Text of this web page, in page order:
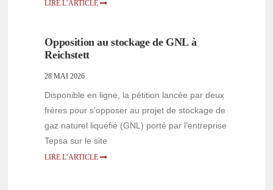
LIRE L’ARTICLE
Opposition au stockage de GNL à
Reichstett
28 MAI 2026
Disponible en ligne, la pétition lancée par deux
frères pour s’opposer au projet de stockage de
gaz naturel liquéfié (GNL) porté par l’entreprise
Tepsa sur le site
LIRE L’ARTICLE